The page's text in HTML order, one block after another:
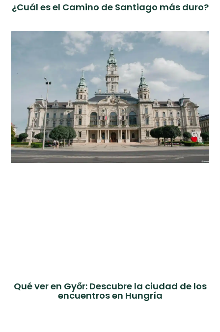
¿Cuál es el Camino de Santiago más duro?
Qué ver en Győr: Descubre la ciudad de los
encuentros en Hungría